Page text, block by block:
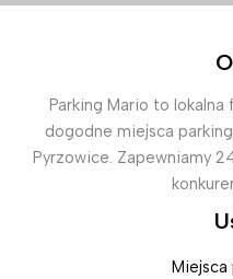
Parking Mario to
dogodne miejsca
Pyrzowice. Zapewniamy
Miejsca